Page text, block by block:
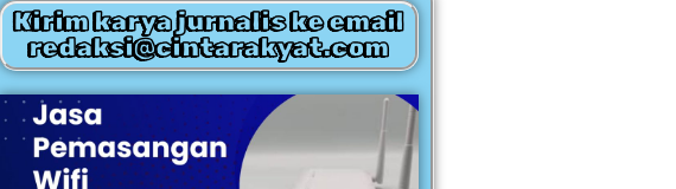
Kirim karya jurnalis ke email
redaksi@cintarakyat.com